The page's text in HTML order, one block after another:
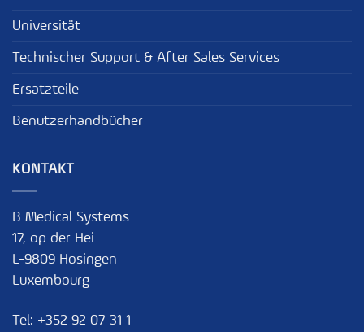
Universität
Technischer Support & After Sales Services
Ersatzteile
Benutzerhandbücher
KONTAKT
B Medical Systems
17, op der Hei
L-9809 Hosingen
Luxembourg
Tel: +352 92 07 31 1